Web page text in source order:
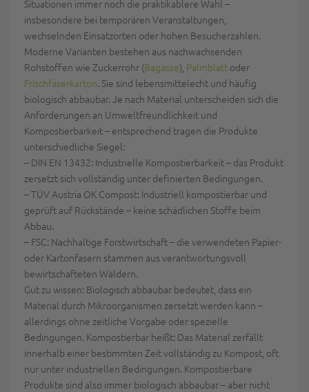
Situationen immer noch die praktikablere Wahl –
insbesondere bei temporären Veranstaltungen,
wechselnden Einsatzorten oder hohen Besucherzahlen.
Moderne Varianten bestehen aus nachwachsenden
Rohstoffen wie Zuckerrohr (Bagasse), Palmblatt oder
Frischfaserkarton. Sie sind lebensmittelecht und häufig
biologisch abbaubar. Je nach Material unterscheiden sich die
Anforderungen an Umweltfreundlichkeit und
Kompostierbarkeit – entsprechend tragen die Produkte
unterschiedliche Siegel:
– DIN EN 13432: Industrielle Kompostierbarkeit – das Produkt
zersetzt sich vollständig unter definierten Bedingungen.
–TÜV Austria OK Compost: Industriell kompostierbar und
geprüft auf Rückstände – keine schädlichen Stoffe beim
Abbau.
– FSC: Nachhaltige Forstwirtschaft – die verwendeten Papier-
oder Kartonfasern stammen aus verantwortungsvoll
bewirtschafteten Wäldern.
Gut zu wissen: Biologisch abbaubar bedeutet, dass ein
Material durch Mikroorganismen zersetzt werden kann –
allerdings ohne zeitliche Vorgabe oder spezielle
Bedingungen. Kompostierbar heißt: Das Material zerfällt
innerhalb einer bestimmten Zeit vollständig zu Kompost, oft
nur unter industriellen Bedingungen. Kompostierbare
Produkte sind also immer biologisch abbaubar – aber nicht